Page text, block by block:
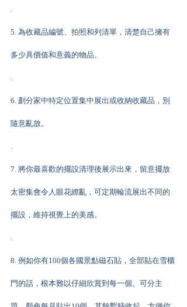
.
5. 為收藏品編號、拍照和列清單，清楚自己擁有
多少具價值和意義的物品。
.
6. 劃分家中特定位置集中展出或收納收藏品，別
隨意亂放。
.
7. 將你最喜歡的擺設清理後展示出來，留意擺放
太密集會令人眼花繚亂，可定期輪流展出不同的
擺設，維持視覺上的美感。
.
8. 例如你有100個各國景點磁石貼，全部貼在雪櫃
門的話，根本難以仔細欣賞到每一個。可分主